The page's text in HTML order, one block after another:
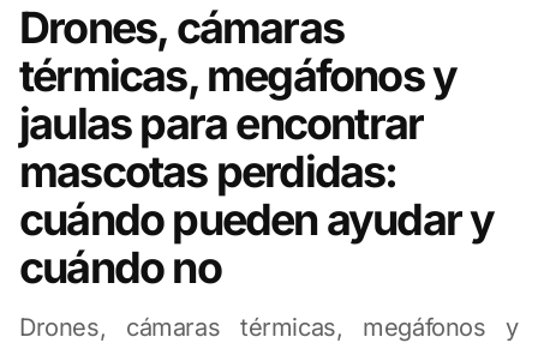
Drones, cámaras
térmicas, megáfonos y
jaulas para encontrar
mascotas perdidas:
cuándo pueden ayudar y
cuándo no
Drones, cámaras térmicas, megáfonos y